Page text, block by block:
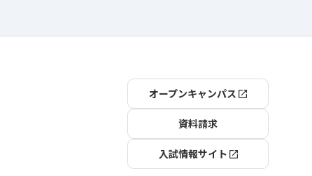
オープンキャンパス
資料請求
入試情報サイト